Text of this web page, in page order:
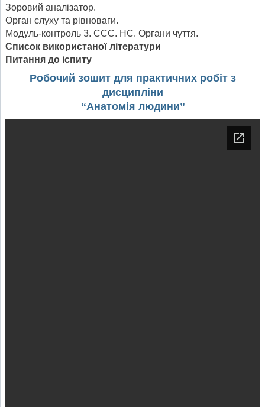
Зоровий аналізатор.
Орган слуху та рівноваги.
Модуль-контроль 3. ССС. НС. Органи чуття.
Список використаної літератури
Питання до іспиту
Робочий зошит для практичних робіт з
дисципліни
“Анатомія людини”